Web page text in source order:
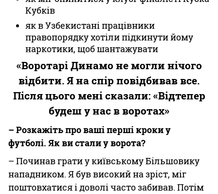
Кубків
як в Узбекистані працівники
правопорядку хотіли підкинути йому
наркотики, щоб шантажувати
«Воротарі Динамо не могли нічого
відбити. Я на спір повідбивав все.
Після цього мені сказали: «Відтепер
будеш у нас в воротах»
– Розкажіть про ваші перші кроки у
футболі. Як ви стали у ворота?
– Починав грати у київському Більшовику
нападником. Я був високий на зріст, міг
поштовхатися і доволі часто забивав. Потім